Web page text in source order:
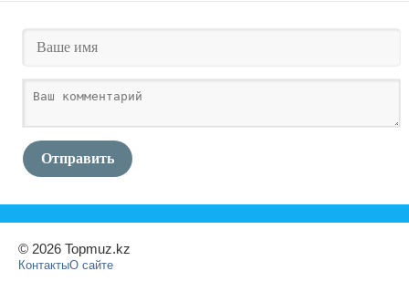
Отправить
© 2026 Topmuz.kz
КонтактыО сайте